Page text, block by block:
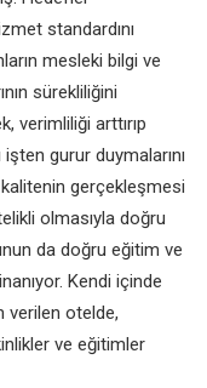
standardını
mesleki bilgi ve
sürekliliğini
verimliliği arttırıp
gurur duymalarını
gerçekleşmesi
olmasıyla doğru
da doğru eğitim ve
Kendi içinde
verilen otelde,
ve eğitimler